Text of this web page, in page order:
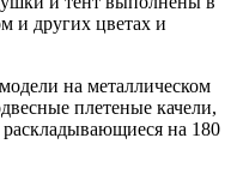
и других цветах и
на металлическом
плетеные качели,
раскладывающиеся на 180